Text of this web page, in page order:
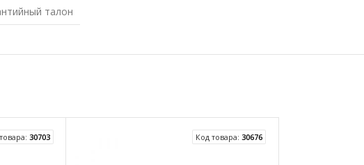
талон
30703 Код товара: 30676